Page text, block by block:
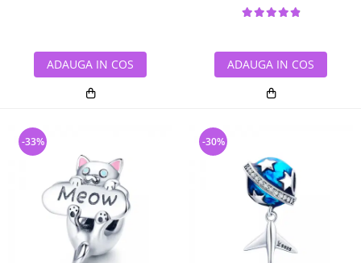
ADAUGA IN COS ADAUGA IN COS
-33% -30%